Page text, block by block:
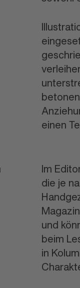
einen
Im
die je
und
beim
in